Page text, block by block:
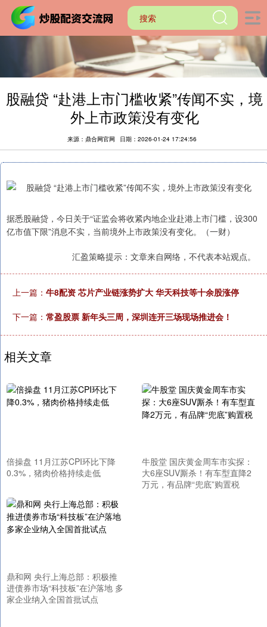
股融贷 “赴港上市门槛收紧”传闻不实，境
外上市政策没有变化
来源：鼎合网官网 日期：2026-01-24 17:24:56
据悉股融贷，今日关于“证监会将收紧内地企业赴港上市门槛，设300
亿市值下限”消息不实，当前境外上市政策没有变化。（一财）
汇盈策略提示：文章来自网络，不代表本站观点。
上一篇： 牛8配资 芯片产业链涨势扩大 华天科技等十余股涨停
下一篇： 常盈股票 新年头三周，深圳连开三场现场推进会！
相关文章
倍操盘 11月江苏CPI环比下降
0.3%，猪肉价格持续走低
牛股堂 国庆黄金周车市实探：
大6座SUV厮杀！有车型直降2
万元，有品牌“兜底”购置税
鼎和网 央行上海总部：积极推
进债券市场“科技板”在沪落地 多
家企业纳入全国首批试点